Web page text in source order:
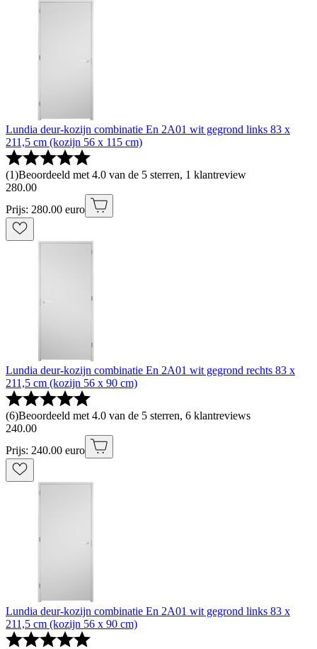
Lundia deur-kozijn combinatie En 2A01 wit gegrond links 83 x
211,5 cm (kozijn 56 x 115 cm)
(1)Beoordeeld met 4.0 van de 5 sterren, 1 klantreview
280.00
Prijs: 280.00 euro
Lundia deur-kozijn combinatie En 2A01 wit gegrond rechts 83 x
211,5 cm (kozijn 56 x 90 cm)
(6)Beoordeeld met 4.0 van de 5 sterren, 6 klantreviews
240.00
Prijs: 240.00 euro
Lundia deur-kozijn combinatie En 2A01 wit gegrond links 83 x
211,5 cm (kozijn 56 x 90 cm)